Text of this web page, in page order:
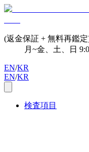
(返金保証 + 無料再鑑
月~金、土、日
EN/KR
EN/KR
検査項目